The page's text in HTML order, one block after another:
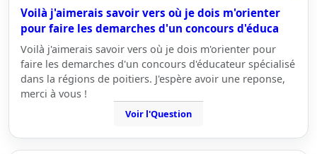
Voilà j'aimerais savoir vers où je dois m'orienter
pour faire les demarches d'un concours d'éduca
Voilà j'aimerais savoir vers où je dois m'orienter pour
faire les demarches d'un concours d'éducateur spécialisé
dans la régions de poitiers. J'espère avoir une reponse,
merci à vous !
Voir l'Question